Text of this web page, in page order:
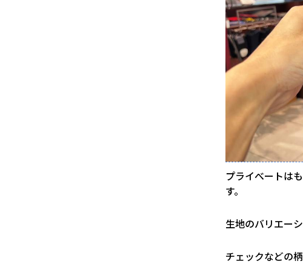
プライべートは
す。
生地のバリエー
チェックなどの